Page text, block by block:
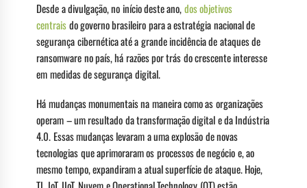
Desde a divulgação, no início deste ano,dos objetivos
centraisdo governo brasileiro para a estratégia nacional de
segurança cibernética até a grande incidência de ataques de
ransomware no país, há razões por trás do crescente interesse
em medidas de segurança digital.
Há mudanças monumentais na maneira como as organizações
operam – um resultado da transformação digital e da Indústria
4.0. Essas mudanças levaram a uma explosão de novas
tecnologias que aprimoraram os processos de negócio e, ao
mesmo tempo, expandiram a atual superfície de ataque. Hoje,